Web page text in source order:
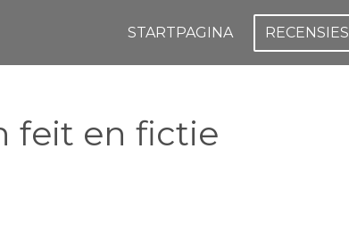
STARTPAGINA RECENSIES
feit en fictie